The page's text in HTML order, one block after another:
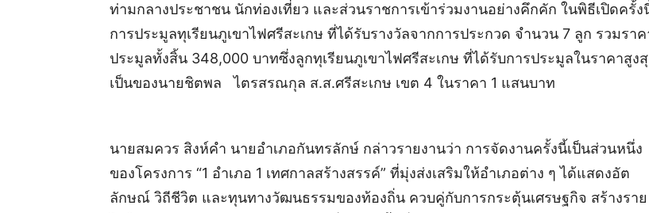
ท่ามกลางประชาชน นักท่องเที่ยว และส่วนราชการเข้าร่วมงานอย่างคึกคัก ในพิธีเปิดครั้ง
การประมูลทุเรียนภูเขาไฟศรีสะเกษ ที่ได้รับรางวัลจากการประกวด จำนวน 7 ลูก รวมราค
ประมูลทั้งสิ้น 348,000 บาทซึ่งลูกทุเรียนภูเขาไฟศรีสะเกษ ที่ได้รับการประมูลในราคาสูง
เป็นของนายชิตพล ไตรสรณกุล ส.ส.ศรีสะเกษ เขต 4 ในราคา 1 แสนบาท
นายสมควร สิงห์คำ นายอำเภอกันทรลักษ์ กล่าวรายงานว่า การจัดงานครั้งนี้เป็นส่วนหนึ่ง
ของโครงการ “1 อำเภอ 1 เทศกาลสร้างสรรค์” ที่มุ่งส่งเสริมให้อำเภอต่าง ๆ ได้แสดงอัต
ลักษณ์ วิถีชีวิต และทุนทางวัฒนธรรมของท้องถิ่น ควบคู่กับการกระตุ้นเศรษฐกิจ สร้างราย